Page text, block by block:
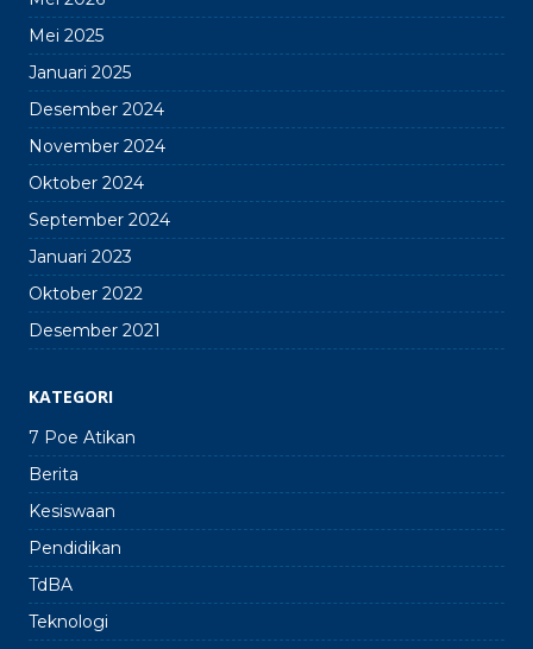
Mei 2025
Januari 2025
Desember 2024
November 2024
Oktober 2024
September 2024
Januari 2023
Oktober 2022
Desember 2021
KATEGORI
7 Poe Atikan
Berita
Kesiswaan
Pendidikan
TdBA
Teknologi